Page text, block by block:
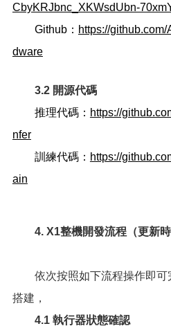
CbyKRJbnc_XKWsdUbn-
Github： https://
dware
3.2 開源代碼
推理代碼： https://
nfer
訓練代碼： https://
ain
4. X1整機開發流程（更新
依次按照如下流程操作即
搭建，
4.1 執行器狀態確認